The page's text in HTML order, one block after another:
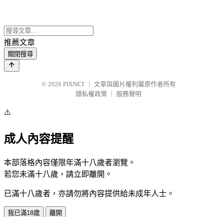
推薦文章
關閉搜尋
© 2026 PIXNET
文章與圖片權利屬原作者所有
隱私權政策
服務聲明
⚠️
成人內容提醒
本部落格內容僅限年滿十八歲者瀏覽。
若您未滿十八歲，請立即離開。
已滿十八歲者，亦請勿將內容提供給未成年人士。
我已滿18歲 離開